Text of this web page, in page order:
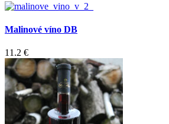
Malinové víno DB
11.2 €